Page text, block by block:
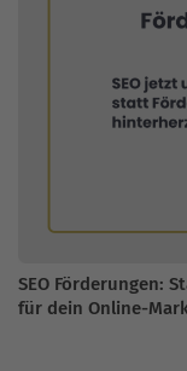
SEO Förderungen:
für dein Online-